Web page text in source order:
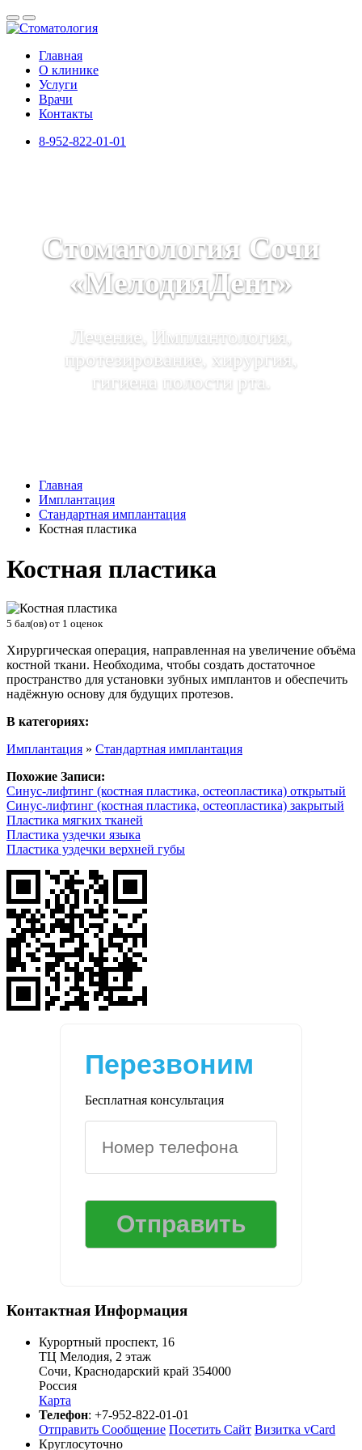
Главная
О клинике
Услуги
Врачи
Контакты
8-952-822-01-01
Стоматология Сочи
«МелодияДент»
Лечение, Имплантология,
протезирование, хирургия,
гигиена полости рта.
Главная
Имплантация
Стандартная имплантация
Костная пластика
Костная пластика
5 бал(ов) от 1 оценок
Хирургическая операция, направленная на увеличение объёма
костной ткани. Необходима, чтобы создать достаточное
пространство для установки зубных имплантов и обеспечить
надёжную основу для будущих протезов.
В категориях:
Имплантация » Стандартная имплантация
Похожие Записи:
Синус-лифтинг (костная пластика, остеопластика) открытый
Синус-лифтинг (костная пластика, остеопластика) закрытый
Пластика мягких тканей
Пластика уздечки языка
Пластика уздечки верхней губы
Перезвоним
Бесплатная консультация
Контактная Информация
Курортный проспект, 16
ТЦ Мелодия, 2 этаж
Сочи, Краснодарский край 354000
Россия
Карта
Телефон: +7-952-822-01-01
Отправить Сообщение Посетить Сайт Визитка vCard
Круглосуточно